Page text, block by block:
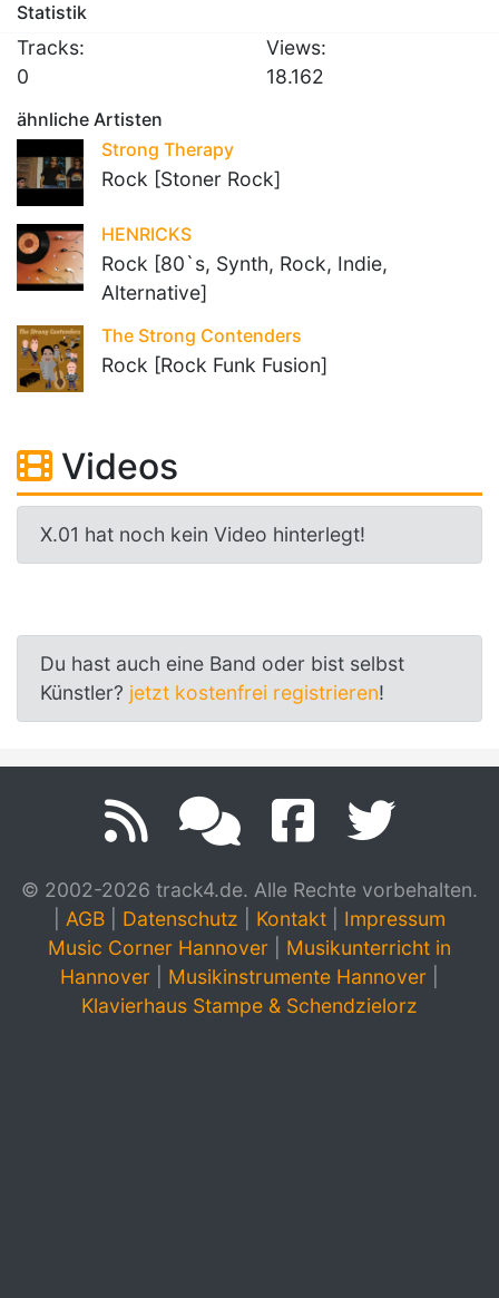
Statistik
Tracks:
0
Views:
18.162
ähnliche Artisten
Strong Therapy
Rock [Stoner Rock]
HENRICKS
Rock [80`s, Synth, Rock, Indie,
Alternative]
The Strong Contenders
Rock [Rock Funk Fusion]
Videos
X.01 hat noch kein Video hinterlegt!
Du hast auch eine Band oder bist selbst
Künstler? jetzt kostenfrei registrieren!
© 2002-2026 track4.de. Alle Rechte vorbehalten.
AGB Datenschutz Kontakt
Impressum
Music Corner Hannover
Musikunterricht in
Hannover
Musikinstrumente Hannover
Klavierhaus Stampe & Schendzielorz